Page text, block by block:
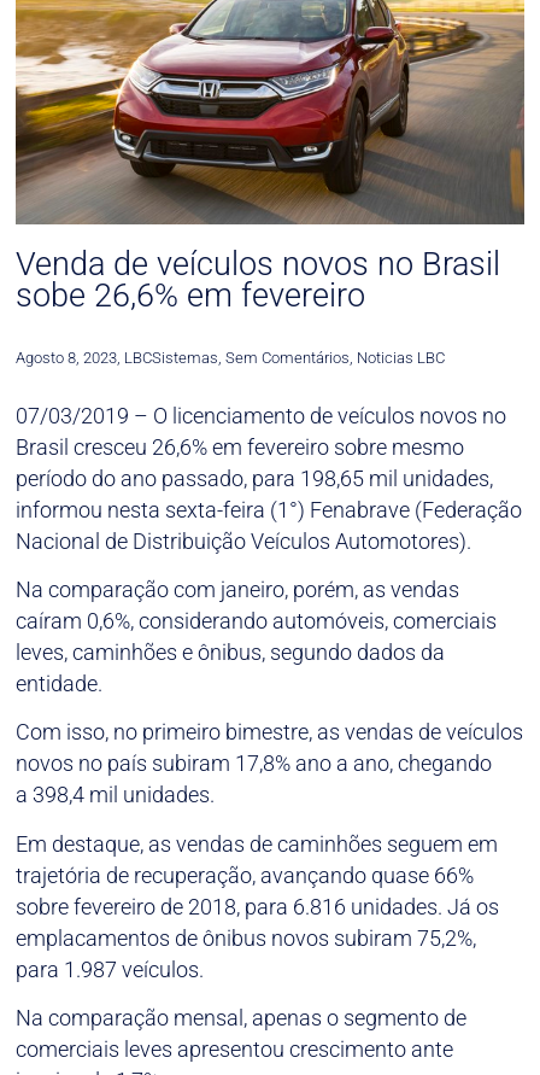
Venda de veículos novos no Brasil
sobe 26,6% em fevereiro
Agosto 8, 2023, LBCSistemas, Sem Comentários, Noticias LBC
07/03/2019 – O licenciamento de veículos novos no
Brasil cresceu 26,6% em fevereiro sobre mesmo
período do ano passado, para 198,65 mil unidades,
informou nesta sexta-feira (1°) Fenabrave (Federação
Nacional de Distribuição Veículos Automotores).
Na comparação com janeiro, porém, as vendas
caíram 0,6%, considerando automóveis, comerciais
leves, caminhões e ônibus, segundo dados da
entidade.
Com isso, no primeiro bimestre, as vendas de veículos
novos no país subiram 17,8% ano a ano, chegando
a 398,4 mil unidades.
Em destaque, as vendas de caminhões seguem em
trajetória de recuperação, avançando quase 66%
sobre fevereiro de 2018, para 6.816 unidades. Já os
emplacamentos de ônibus novos subiram 75,2%,
para 1.987 veículos.
Na comparação mensal, apenas o segmento de
comerciais leves apresentou crescimento ante